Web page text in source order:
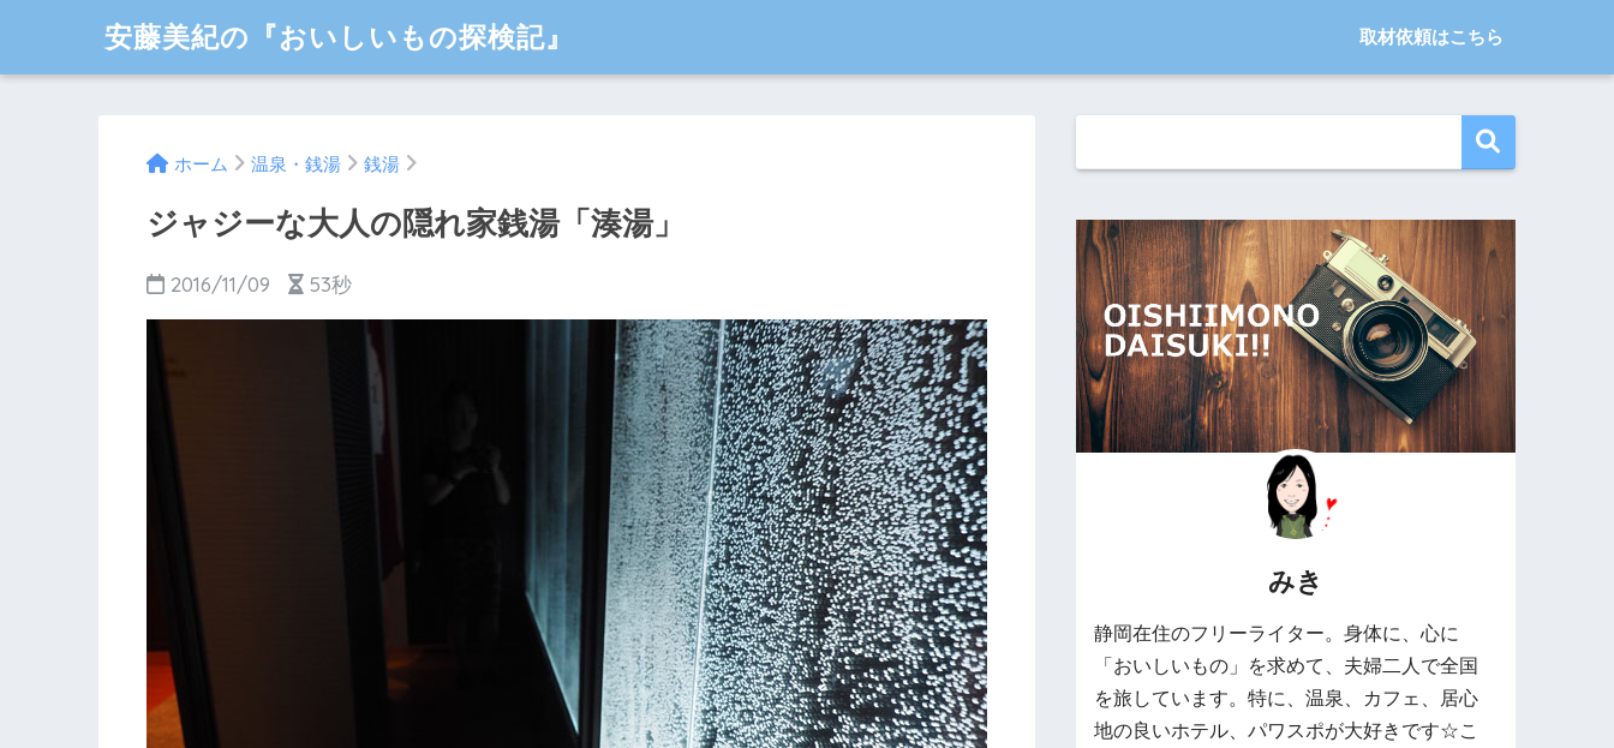
安藤美紀の『おいしいもの探検記』 取材依頼はこちら
ホーム 温泉・銭湯 銭湯
ジャジーな大人の隠れ家銭湯「湊湯」
2016/11/09 53秒
みき
静岡在住のフリーライター。身体に、心に
「おいしいもの」を求めて、夫婦二人で全国
を旅しています。特に、温泉、カフェ、居心
地の良いホテル、パワスポが大好きです☆こ